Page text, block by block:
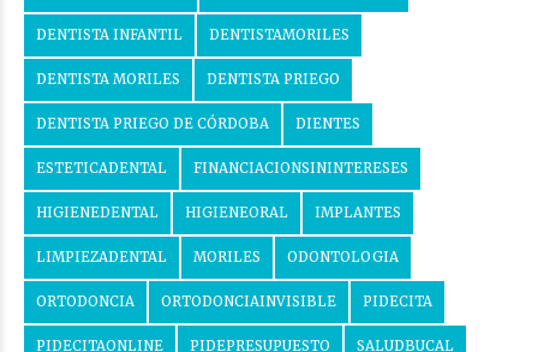
DENTISTA INFANTIL DENTISTAMORILES
DENTISTA MORILES DENTISTA PRIEGO
DENTISTA PRIEGO DE CÓRDOBA DIENTES
ESTETICADENTAL FINANCIACIONSININTERESES
HIGIENEDENTAL HIGIENEORAL IMPLANTES
LIMPIEZADENTAL MORILES ODONTOLOGIA
ORTODONCIA ORTODONCIAINVISIBLE PIDECITA
PIDECITAONLINE PIDEPRESUPUESTO SALUDBUCAL